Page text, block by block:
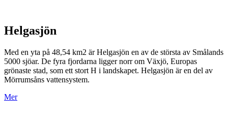
Helgasjön
Med en yta på 48,54 km2 är Helgasjön en av de största av Smålands
5000 sjöar. De fyra fjordarna ligger norr om Växjö, Europas
grönaste stad, som ett stort H i landskapet. Helgasjön är en del av
Mörrumsåns vattensystem.
Mer